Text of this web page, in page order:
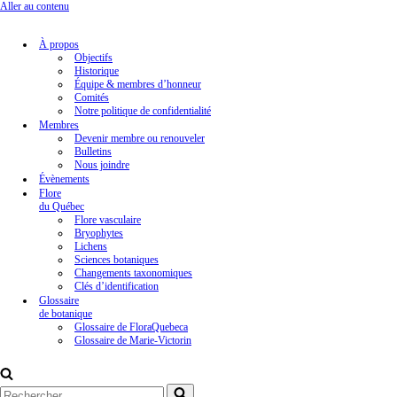
Aller au contenu
À propos
Objectifs
Historique
Équipe & membres d’honneur
Comités
Notre politique de confidentialité
Membres
Devenir membre ou renouveler
Bulletins
Nous joindre
Évènements
Flore
du Québec
Flore vasculaire
Bryophytes
Lichens
Sciences botaniques
Changements taxonomiques
Clés d’identification
Glossaire
de botanique
Glossaire de FloraQuebeca
Glossaire de Marie-Victorin
Rechercher...